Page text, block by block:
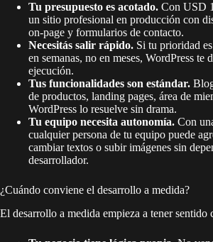
Tu presupuesto es acotado. Con USD
un sitio profesional en producción con
on-page y formularios de contacto.
Necesitás salir rápido. Si tu prioridad
en semanas, no en meses, WordPress te
ejecución.
Tus funcionalidades son estándar.
de productos, landing pages, área de
WordPress lo resuelve sin drama.
Tu equipo necesita autonomía. Con
cualquier persona de tu equipo puede
cambiar textos o subir imágenes sin
desarrollador.
¿Cuándo conviene el desarrollo a medida?
El desarrollo a medida empieza a tener sentido